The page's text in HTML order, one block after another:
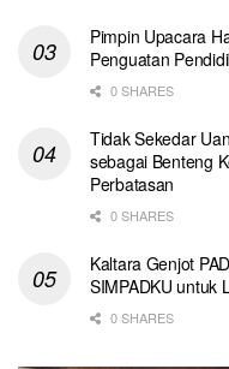
Pimpin Upacara
Penguatan
0 SHARES
Tidak Sekedar
sebagai Benteng
Perbatasan
0 SHARES
Kaltara Genjot
SIMPADKU untuk
0 SHARES